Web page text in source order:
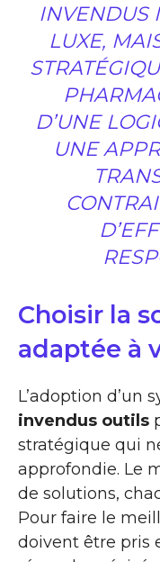
INVENDUS
LUXE,
D’UNE
UNE
Choisir la
adaptée à
L’adoption d’un
invendus outils
stratégique qui
approfondie. Le
de solutions,
Pour faire le
doivent être pris